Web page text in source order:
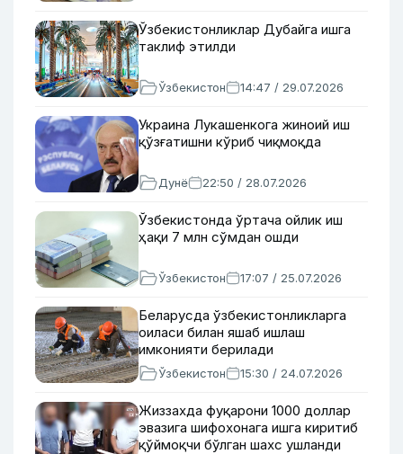
Ўзбекистонликлар Дубайга ишга
таклиф этилди
Ўзбекистон 14:47 / 29.07.2026
Украина Лукашенкога жиноий иш
қўзғатишни кўриб чиқмоқда
Дунё 22:50 / 28.07.2026
Ўзбекистонда ўртача ойлик иш
ҳақи 7 млн сўмдан ошди
Ўзбекистон 17:07 / 25.07.2026
Беларусда ўзбекистонликларга
оиласи билан яшаб ишлаш
имконияти берилади
Ўзбекистон 15:30 / 24.07.2026
Жиззахда фуқарони 1000 доллар
эвазига шифохонага ишга киритиб
қўймоқчи бўлган шахс ушланди